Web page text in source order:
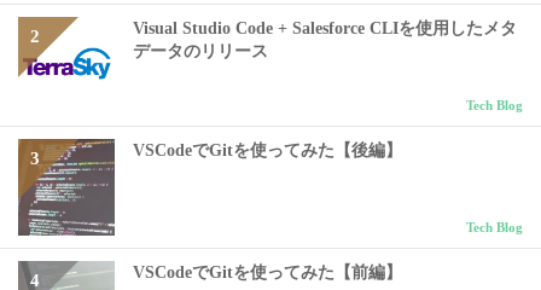
Visual Studio Code + Salesforce CLIを使用したメタ
データのリリース
Tech Blog
VSCodeでGitを使ってみた【後編】
Tech Blog
VSCodeでGitを使ってみた【前編】